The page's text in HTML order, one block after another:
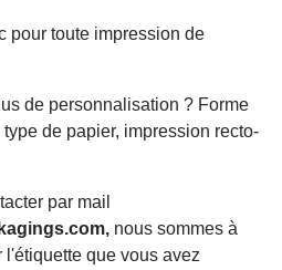
pour toute impression de
de personnalisation ? Forme
de papier, impression recto-
par mail
, nous sommes à
que vous avez